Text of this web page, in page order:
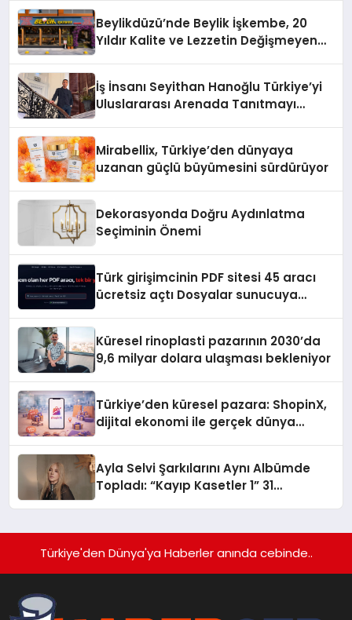
Beylikdüzü’nde Beylik İşkembe, 20
Yıldır Kalite ve Lezzetin Değişmeyen
İş İnsanı Seyithan Hanoğlu Türkiye’yi
Uluslararası Arenada Tanıtmayı
Mirabellix, Türkiye’den dünyaya
uzanan güçlü büyümesini sürdürüyor
Dekorasyonda Doğru Aydınlatma
Seçiminin Önemi
Türk girişimcinin PDF sitesi 45 aracı
ücretsiz açtı Dosyalar sunucuya
Küresel rinoplasti pazarının 2030’da
9,6 milyar dolara ulaşması bekleniyor
Türkiye’den küresel pazara: ShopinX,
dijital ekonomi ile gerçek dünya
Ayla Selvi Şarkılarını Aynı Albümde
Topladı: “Kayıp Kasetler 1” 31
Türkiye'den Dünya'ya Haberler anında cebinde..